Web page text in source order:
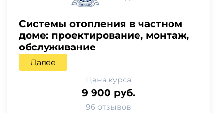
Системы отопления в частном
доме: проектирование, монтаж,
обслуживание
Далее
Цена курса
9 900 руб.
96 отзывов